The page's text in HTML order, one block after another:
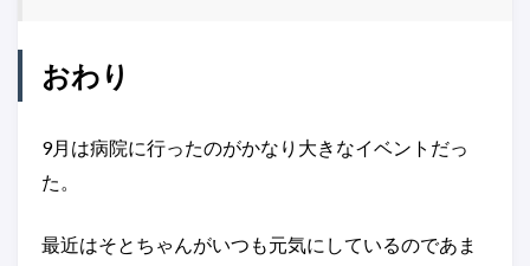
おわり
9月は病院に行ったのがかなり大きなイベントだっ
た。
最近はそとちゃんがいつも元気にしているのであま